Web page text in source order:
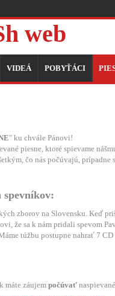
web
VIDEÁ POBYŤÁCI
" ku chvále Pánovi!
piesne, ktoré spievame
čo nás počúvajú, prípadne
spevníkov:
zborov na Slovensku. Keď
že sa k nám pridali spevom
túžbu postupne nahrať 7
máte záujempočúvať